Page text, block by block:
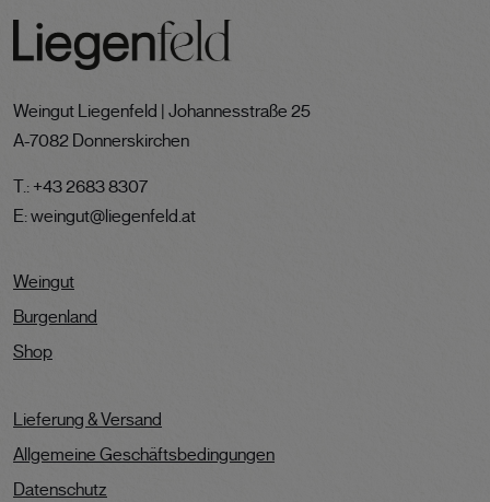
Weingut Liegenfeld | Johannesstraße 25
A-7082 Donnerskirchen
T.: +43 2683 8307
E:weingut@liegenfeld.at
Weingut
Burgenland
Shop
Lieferung & Versand
Allgemeine Geschäftsbedingungen
Datenschutz